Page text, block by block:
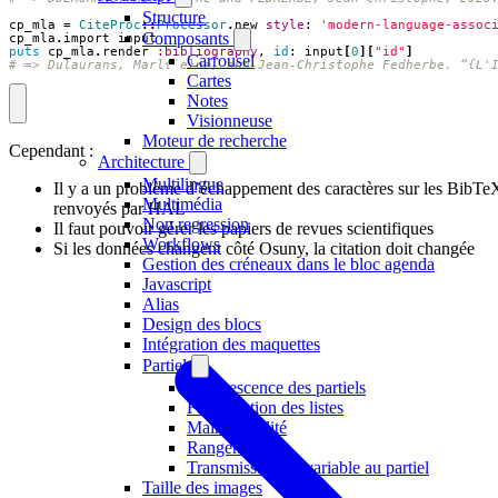
Structure
Composants
Carrousel
Cartes
Notes
Visionneuse
Moteur de recherche
Architecture
Multilingue
Multimédia
Non regression
Workflows
Gestion des créneaux dans le bloc agenda
Javascript
Alias
Design des blocs
Intégration des maquettes
Partiel
Arborescence des partiels
Factorisation des listes
Maintenabilité
Rangement
Transmission de variable au partiel
Taille des images
cp_mla
= CiteProc::Processor. new style :
'modern-language-
cp_mla . import
input
puts
cp_mla . render :bibliography , id : input [0][ "id" ]
# => Dulaurans, Marl{`e}ne, and Jean-Christophe Fedherbe.
Cependant :
Il y a un problème d’échappement des caractères sur les
renvoyés par HAL
Il faut pouvoir gérer les papiers de revues scientifiques
Si les données changent côté Osuny, la citation doit changée